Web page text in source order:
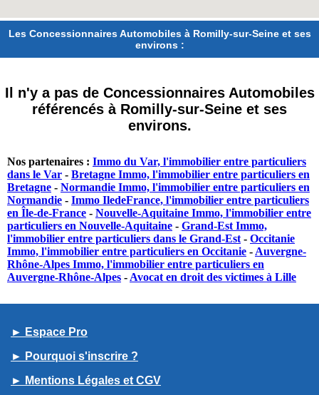
Les Concessionnaires Automobiles à Romilly-sur-Seine et ses
environs :
Il n'y a pas de Concessionnaires Automobiles
référencés à Romilly-sur-Seine et ses
environs.
Nos partenaires : Immo du Var, l'immobilier entre particuliers
dans le Var - Bretagne Immo, l'immobilier entre particuliers en
Bretagne - Normandie Immo, l'immobilier entre particuliers en
Normandie - Immo IledeFrance, l'immobilier entre particuliers
en Île-de-France - Nouvelle-Aquitaine Immo, l'immobilier entre
particuliers en Nouvelle-Aquitaine - Grand-Est Immo,
l'immobilier entre particuliers dans le Grand-Est - Occitanie
Immo, l'immobilier entre particuliers en Occitanie - Auvergne-
Rhône-Alpes Immo, l'immobilier entre particuliers en
Auvergne-Rhône-Alpes - Avocat en droit des victimes à Lille
► Espace Pro
► Pourquoi s'inscrire ?
► Mentions Légales et CGV